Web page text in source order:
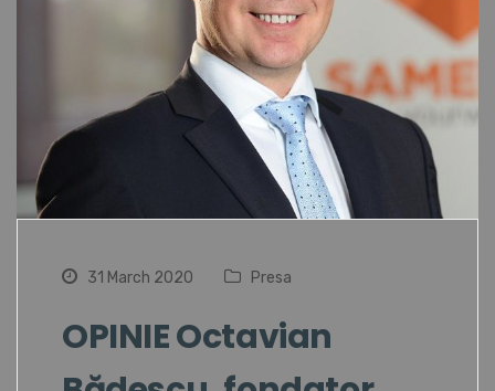
31 March 2020 Presa
OPINIE Octavian